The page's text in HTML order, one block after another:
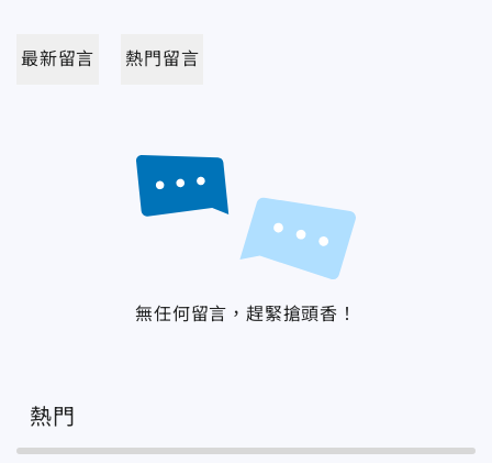
最新留言 熱門留言
無任何留言，趕緊搶頭香！
熱門